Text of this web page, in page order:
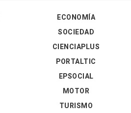
ECONOMÍA
SOCIEDAD
CIENCIAPLUS
PORTALTIC
EPSOCIAL
MOTOR
TURISMO